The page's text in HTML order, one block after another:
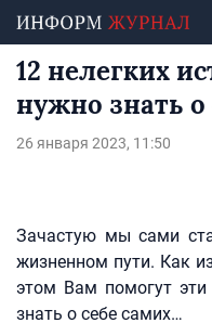
12 нелегких
нужно знать о
26 января 2023, 11:50
Зачастую мы сами
жизненном пути. Как
этом Вам помогут
знать о себе самих…